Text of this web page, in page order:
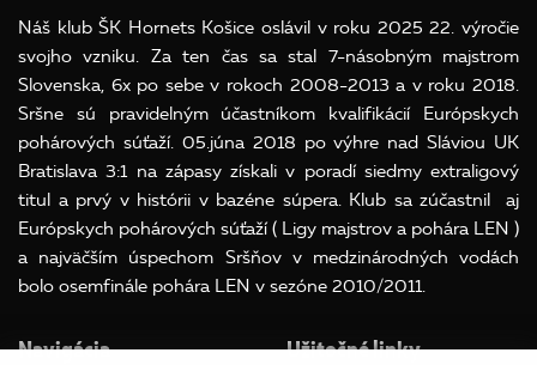
Náš klub ŠK Hornets Košice oslávil v roku 2025 22. výročie
svojho vzniku. Za ten čas sa stal 7-násobným majstrom
Slovenska, 6x po sebe v rokoch 2008-2013 a v roku 2018.
Sršne sú pravidelným účastníkom kvalifikácií Európskych
pohárových súťaží. 05.júna 2018 po výhre nad Sláviou UK
Bratislava 3:1 na zápasy získali v poradí siedmy extraligový
titul a prvý v histórii v bazéne súpera. Klub sa zúčastnil aj
Európskych pohárových súťaží ( Ligy majstrov a pohára LEN )
a najväčším úspechom Sršňov v medzinárodných vodách
bolo osemfinále pohára LEN v sezóne 2010/2011.
Navigácia Užitočné linky